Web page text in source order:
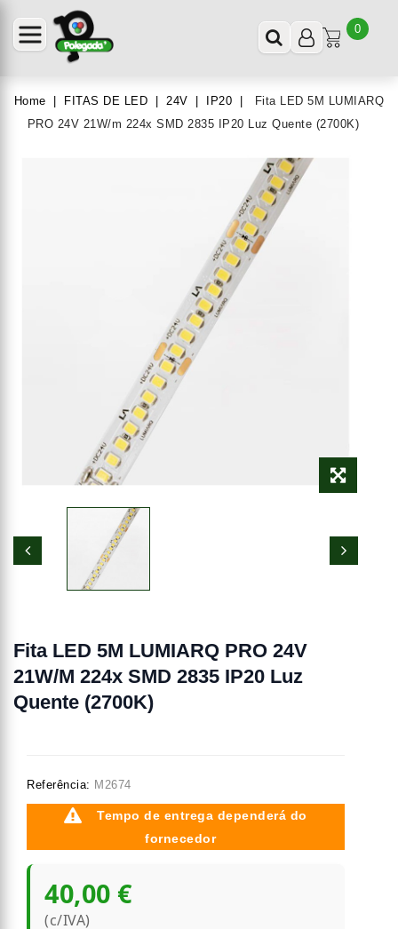
0
Home FITAS DE LED 24V IP20
Fita LED 5M LUMIARQ
PRO 24V 21W/m 224x SMD 2835 IP20 Luz Quente (2700K)
Fita LED 5M LUMIARQ PRO 24V
21W/m 224x SMD 2835 IP20 Luz
Quente (2700K)
Referência: M2674
Tempo de entrega dependerá do
fornecedor
40,00 €
(c/IVA)